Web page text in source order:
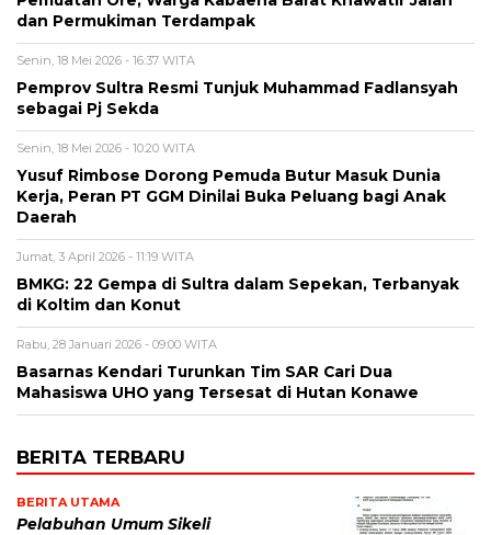
dan Permukiman Terdampak
Senin, 18 Mei 2026 - 16:37 WITA
Pemprov Sultra Resmi Tunjuk Muhammad Fadlansyah
sebagai Pj Sekda
Senin, 18 Mei 2026 - 10:20 WITA
Yusuf Rimbose Dorong Pemuda Butur Masuk Dunia
Kerja, Peran PT GGM Dinilai Buka Peluang bagi Anak
Daerah
Jumat, 3 April 2026 - 11:19 WITA
BMKG: 22 Gempa di Sultra dalam Sepekan, Terbanyak
di Koltim dan Konut
Rabu, 28 Januari 2026 - 09:00 WITA
Basarnas Kendari Turunkan Tim SAR Cari Dua
Mahasiswa UHO yang Tersesat di Hutan Konawe
BERITA TERBARU
BERITA UTAMA
Pelabuhan Umum Sikeli